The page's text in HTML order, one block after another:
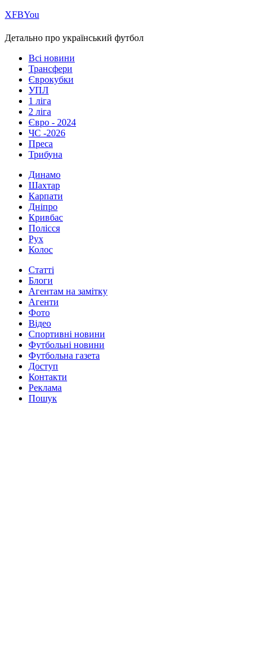
ХFBYou
Детально про український футбол
Всі новини
Трансфери
Єврокубки
УПЛ
1 ліга
2 ліга
Євро - 2024
ЧС -2026
Преса
Трибуна
Динамо
Шахтар
Карпати
Дніпро
Кривбас
Полісся
Рух
Колос
Статті
Блоги
Агентам на замітку
Агенти
Фото
Відео
Спортивні новини
Футбольні новини
Футбольна газета
Доступ
Контакти
Реклама
Пошук